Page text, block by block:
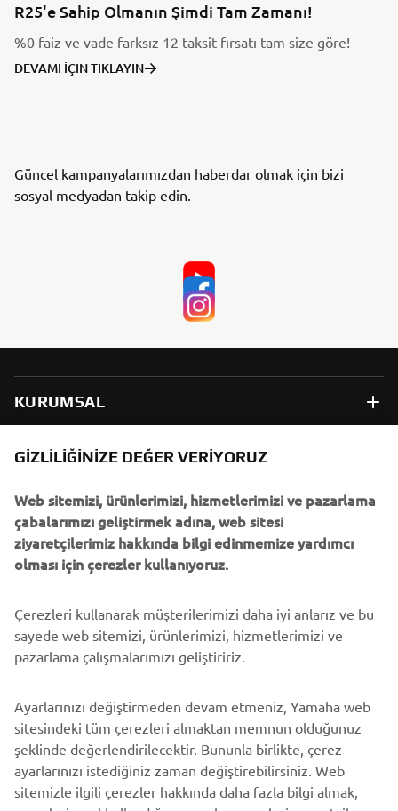
R25'e Sahip Olmanın Şimdi Tam Zamanı!
%0 faiz ve vade farksız 12 taksit fırsatı tam size göre!
DEVAMI İÇIN TIKLAYIN
Güncel kampanyalarımızdan haberdar olmak için bizi
sosyal medyadan takip edin.
KURUMSAL
B2B
DAHA FAZLA YAMAHA
DESTEK
BÜLTEN
En son fırsatları, özel etkinlikleri, yeni çıkan ürünleri ve daha
fazlasını ilk öğrenen siz olun
ABONE OL
GIZLILIĞINIZE DEĞER VERIYORUZ
Web sitemizi, ürünlerimizi, hizmetlerimizi ve pazarlama
çabalarımızı geliştirmek adına, web sitesi
ziyaretçilerimiz hakkında bilgi edinmemize yardımcı
olması için çerezler kullanıyoruz.
Çerezleri kullanarak müşterilerimizi daha iyi anlarız ve bu
sayede web sitemizi, ürünlerimizi, hizmetlerimizi ve
pazarlama çalışmalarımızı geliştiririz.
Ayarlarınızı değiştirmeden devam etmeniz, Yamaha web
sitesindeki tüm çerezleri almaktan memnun olduğunuz
şeklinde değerlendirilecektir. Bununla birlikte, çerez
ayarlarınızı istediğiniz zaman değiştirebilirsiniz. Web
sitemizle ilgili çerezler hakkında daha fazla bilgi almak,